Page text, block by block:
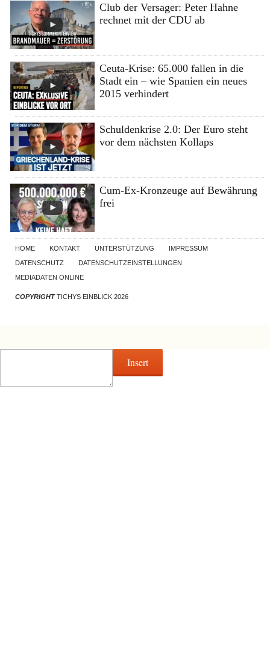
Club der Versager: Peter Hahne
rechnet mit der CDU ab
Ceuta-Krise: 65.000 fallen in die
Stadt ein – wie Spanien ein neues
2015 verhindert
Schuldenkrise 2.0: Der Euro steht
vor dem nächsten Kollaps
Cum-Ex-Kronzeuge auf Bewährung
frei
HOME KONTAKT UNTERSTÜTZUNG
IMPRESSUM
DATENSCHUTZ
DATENSCHUTZEINSTELLUNGEN
MEDIADATEN ONLINE
COPYRIGHTTICHYS EINBLICK 2026
Insert